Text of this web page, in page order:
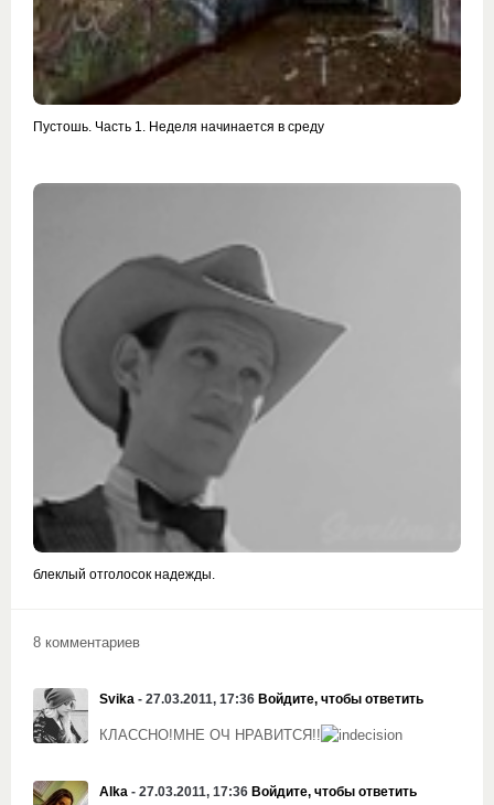
Пустошь. Часть 1. Неделя начинается в среду
блеклый отголосок надежды.
8 комментариев
Svika - 27.03.2011, 17:36 Войдите, чтобы ответить
КЛАССНО!МНЕ ОЧ НРАВИТСЯ!!
Alka - 27.03.2011, 17:36 Войдите, чтобы ответить